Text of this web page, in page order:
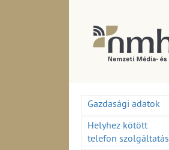
Gazdasági adatok
Helyhez kötött
telefon szolgáltatás